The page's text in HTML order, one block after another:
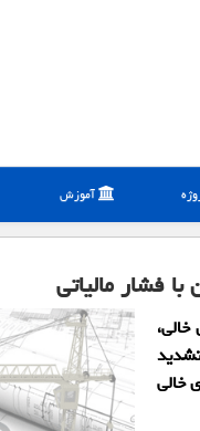
آموزش
فشار مالیاتی
خالی